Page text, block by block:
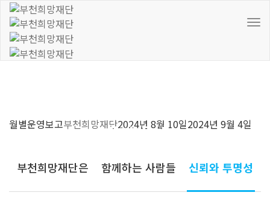
월별운영보고부천희망재단2024년 8월 10일2024년 9월 4일
재단소개
부천희망재단은 함께하는 사람들 신뢰와 투명성